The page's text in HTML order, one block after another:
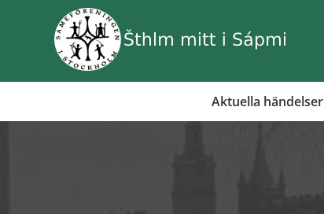
Aktuella händelser